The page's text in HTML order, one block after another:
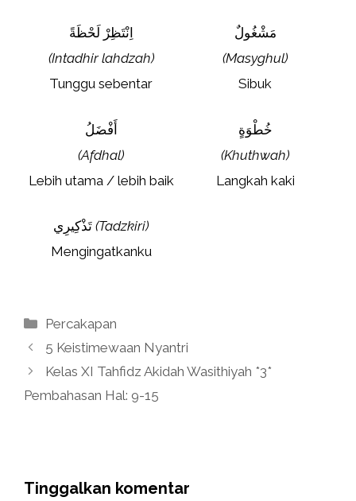
اِنْتَظِرْ لَحْظَةً
(Intadhir lahdzah)
Tunggu sebentar
مَشْغُولٌ
(Masyghul)
Sibuk
أَفْضَلُ
(Afdhal)
Lebih utama / lebih baik
خُطْوَةٍ
(Khuthwah)
Langkah kaki
(Tadzkiri)
Mengingatkanku
Kategori
Percakapan
5 Keistimewaan Nyantri
Kelas XI Tahfidz Akidah Wasithiyah *3*
Pembahasan Hal: 9-15
Tinggalkan komentar